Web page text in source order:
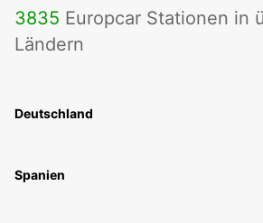
3835 Europcar Stationen in
Ländern
Deutschland
Spanien